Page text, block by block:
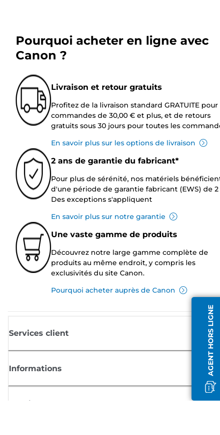
AGENT HORS LIGNE
Pourquoi acheter en ligne avec
Canon ?
Livraison et retour gratuits
Profitez de la livraison standard GRATUITE pour
commandes de 30,00 € et plus, et de retours
gratuits sous 30 jours pour toutes les
En savoir plus sur les options de livraison
2 ans de garantie du fabricant*
Pour plus de sérénité, nos matériels
d'une période de garantie fabricant (EWS) de 2
Des exceptions s'appliquent
En savoir plus sur notre garantie
Une vaste gamme de produits
Découvrez notre large gamme complète de
produits au même endroit, y compris les
exclusivités du site Canon.
Pourquoi acheter auprès de Canon
Services client
Informations
Boutique